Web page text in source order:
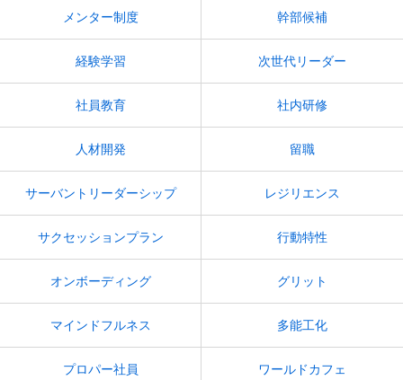
メンター制度 幹部候補
経験学習 次世代リーダー
社員教育 社内研修
人材開発 留職
サーバントリーダーシップ レジリエンス
サクセッションプラン 行動特性
オンボーディング グリット
マインドフルネス 多能工化
プロパー社員 ワールドカフェ